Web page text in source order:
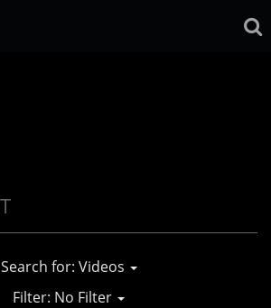
Search for: Videos
Filter: No Filter